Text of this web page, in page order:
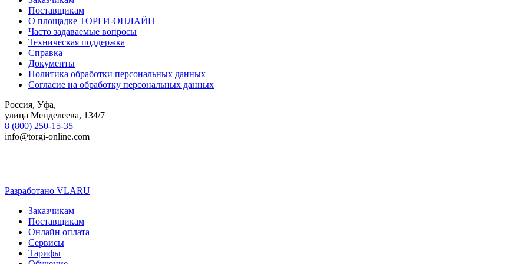
Поставщикам
О площадке ТОРГИ-ОНЛАЙН
Часто задаваемые вопросы
Техническая поддержка
Справка
Документы
Политика обработки персональных данных
Согласие на обработку персональных данных
Россия, Уфа,
улица Менделеева, 134/7
8 (800) 250-15-35
info@torgi-online.com
Разработано VLARU
Close
Menu
Заказчикам
Поставщикам
Онлайн оплата
Сервисы
Тарифы